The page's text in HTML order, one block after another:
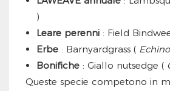
)
Leare perenni : Field
Erbe : Barnyardgrass (
Bonifiche : Giallo nutsedge (
Queste specie competono in